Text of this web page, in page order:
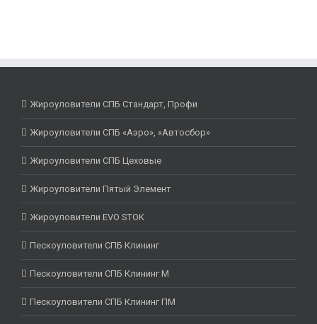
Жироуловители СПБ Стандарт, Профи
Жироуловители СПБ «Аэро», «Автосбор»
Жироуловители СПБ Цеховые
Жироуловители Пятый Элемент
Жироуловители EVO STOK
Пескоуловители СПБ Клининг
Пескоуловители СПБ Клининг М
Пескоуловители СПБ Клининг ПМ